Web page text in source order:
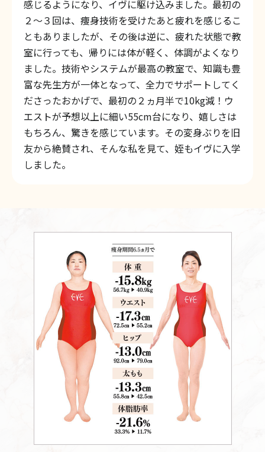
感じるようになり、イヴに駆け込みました。最初の
２〜３回は、痩身技術を受けたあと疲れを感じるこ
ともありましたが、その後は逆に、疲れた状態で教
室に行っても、帰りには体が軽く、体調がよくなり
ました。技術やシステムが最高の教室で、知識も豊
富な先生方が一体となって、全力でサポートしてく
ださったおかげで、最初の２ヵ月半で10kg減！ウ
エストが予想以上に細い55cm台になり、嬉しさは
もちろん、驚きを感じています。その変身ぶりを旧
友から絶賛され、そんな私を見て、姪もイヴに入学
しました。